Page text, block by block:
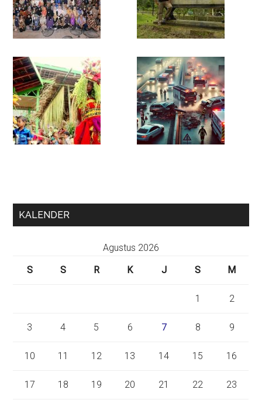
KALENDER
Agustus 2026
S
S R K J S M
1 2
3 4 5 6 7 8 9
10 11 12 13 14 15 16
17 18 19 20 21 22 23